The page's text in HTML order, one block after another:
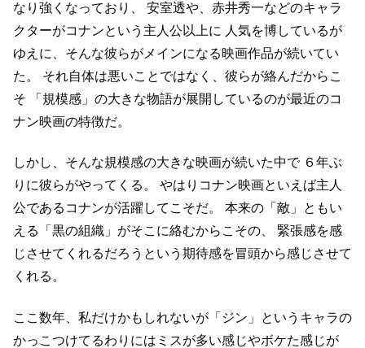
なり強くなっており、
安室透や、赤井秀一などのキャラ
クターがコナンという主人公以上に 人気を博しているが
ゆえに、そんな彼らがメインになる映画作品が続いてい
た。
それ自体は悪いことではなく、彼らが絡んだからこ
そ 「規模感」の大きな物語が展開しているのが最近のコ
ナン映画の特徴だ。
しかし、そんな規模感の大きな映画が続いた中で６年ぶ
りに彼らがやってくる。
やはりコナン映画といえば主人
公であるコナンが活躍してこそだ。
本来の「敵」ともい
える「黒の組織」がそこに絡むからこその、
緊張感を感
じさせてくれるだろうという期待感を冒頭から感じさせて
くれる。
ここ数年、私だけかもしれないが「ジン」というキャラの
かっこつけてるわりにはミスが多い感じやボケた感じが